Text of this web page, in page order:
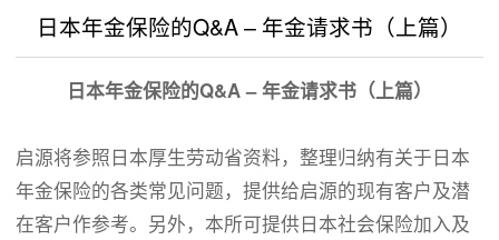
出版刊物
常见问题
联系我们
日本年金保险的Q&A – 年金请求书（上篇）
日本年金保险的Q&A – 年金请求书（上篇）
启源将参照日本厚生劳动省资料，整理归纳有关于日本
年金保险的各类常见问题，提供给启源的现有客户及潜
在客户作参考。另外，本所可提供日本社会保险加入及